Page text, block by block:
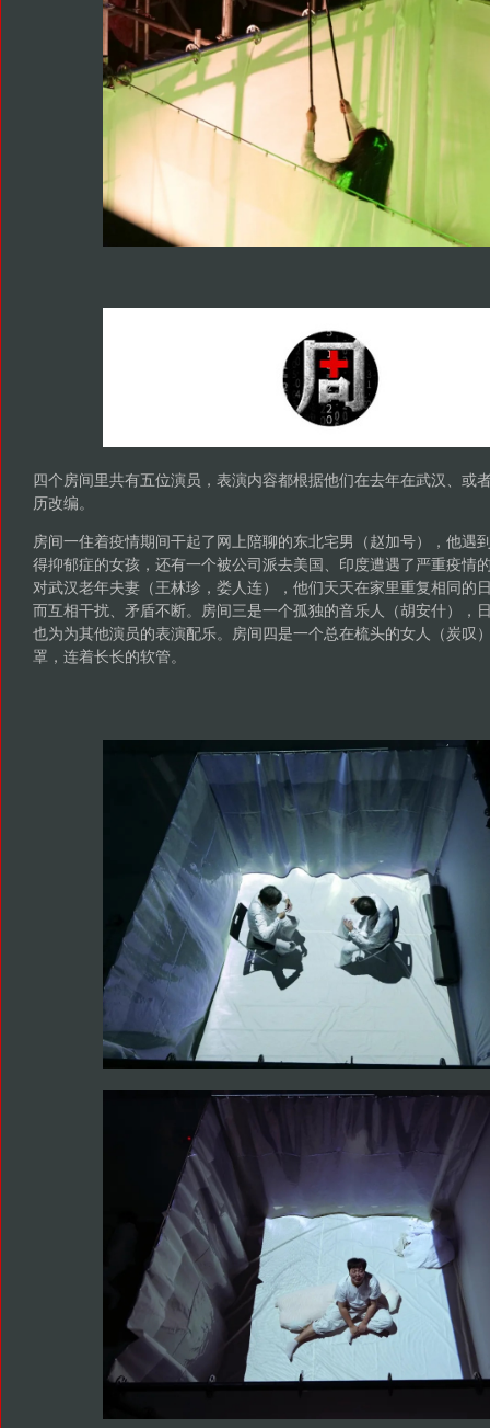
四个房间里共有五位演员，表演内容都根据他们在去年在武汉、或
历改编。
房间一住着疫情期间干起了网上陪聊的东北宅男（赵加号），他
得抑郁症的女孩，还有一个被公司派去美国、印度遭遇了严重疫情
对武汉老年夫妻（王林珍，娄人连），他们天天在家里重复相同的
而互相干扰、矛盾不断。房间三是一个孤独的音乐人（胡安什），
也为为其他演员的表演配乐。房间四是一个总在梳头的女人（炭叹
罩，连着长长的软管。